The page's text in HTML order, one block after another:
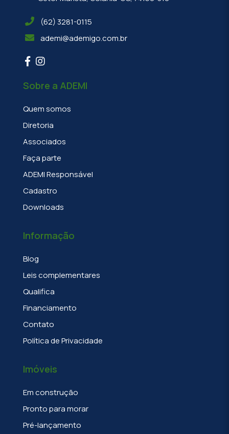
(62) 3281-0115
ademi@ademigo.com.br
Sobre a ADEMI
Quem somos
Diretoria
Associados
Faça parte
ADEMI Responsável
Cadastro
Downloads
Informação
Blog
Leis complementares
Qualifica
Financiamento
Contato
Política de Privacidade
Imóveis
Em construção
Pronto para morar
Pré-lançamento